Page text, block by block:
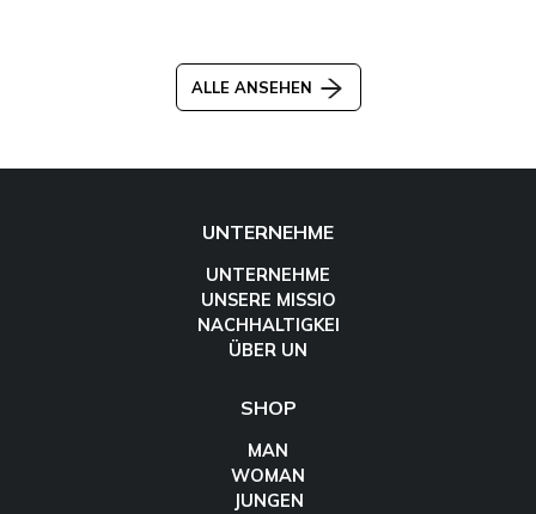
ALLE ANSEHEN
UNTERNEHME
UNTERNEHME
UNSERE MISSIO
NACHHALTIGKEI
ÜBER UN
SHOP
MAN
WOMAN
JUNGEN